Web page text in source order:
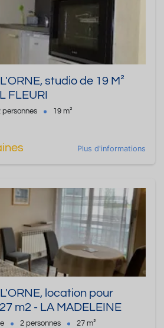
studio de 19 M²
FLEURI
personnes 19 m²
Plus d'informations
location pour
m2 - LA MADELEINE
2 personnes 27 m²